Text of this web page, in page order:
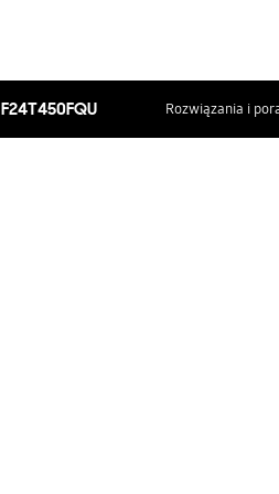
F24T450FQU Rozwiązania i